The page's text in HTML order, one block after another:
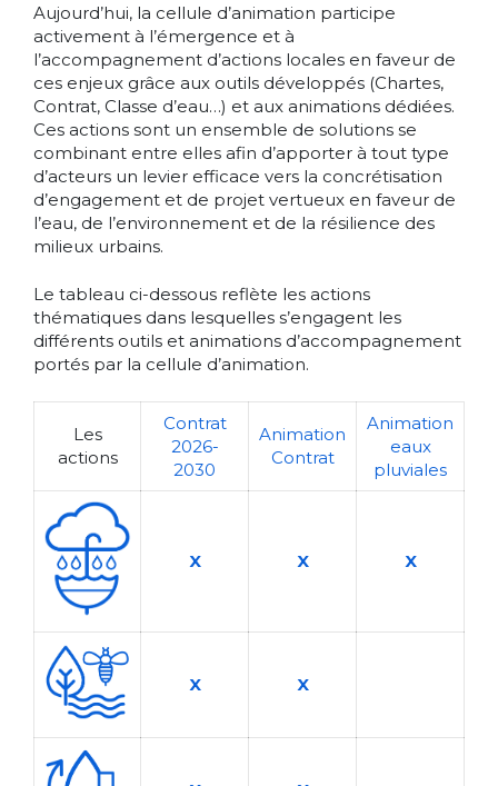
Aujourd’hui, la cellule d’animation participe
activement à l’émergence et à
l’accompagnement d’actions locales en faveur de
ces enjeux grâce aux outils développés (Chartes,
Contrat, Classe d’eau…) et aux animations dédiées.
Ces actions sont un ensemble de solutions se
combinant entre elles afin d’apporter à tout type
d’acteurs un levier efficace vers la concrétisation
d’engagement et de projet vertueux en faveur de
l’eau, de l’environnement et de la résilience des
milieux urbains.
Le tableau ci-dessous reflète les actions
thématiques dans lesquelles s’engagent les
différents outils et animations d’accompagnement
portés par la cellule d’animation.
Les
actions
Contrat
2026-
2030
Animation
Contrat
Animation
eaux
pluviales
X X X
X X